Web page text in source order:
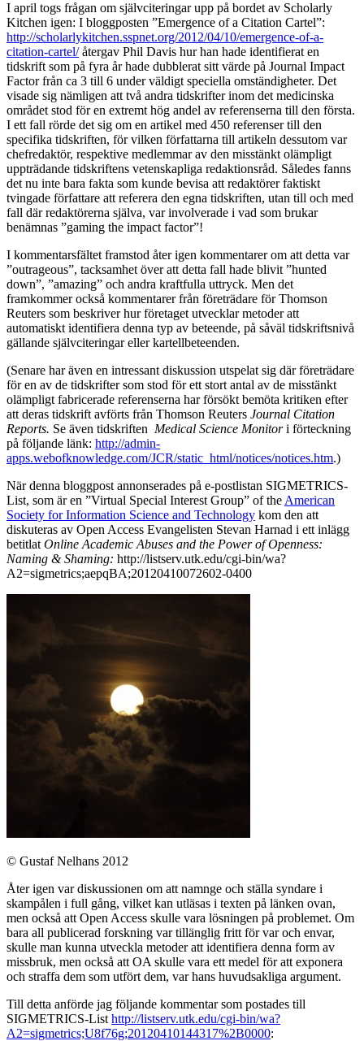
I april togs frågan om självciteringar upp på bordet av Scholarly
Kitchen igen: I bloggposten ”Emergence of a Citation Cartel”:
http://scholarlykitchen.sspnet.org/2012/04/10/emergence-of-a-
citation-cartel/återgav Phil Davis hur han hade identifierat en
tidskrift som på fyra år hade dubblerat sitt värde på Journal Impact
Factor från ca 3 till 6 under väldigt speciella omständigheter. Det
visade sig nämligen att två andra tidskrifter inom det medicinska
området stod för en extremt hög andel av referenserna till den första.
I ett fall rörde det sig om en artikel med 450 referenser till den
specifika tidskriften, för vilken författarna till artikeln dessutom var
chefredaktör, respektive medlemmar av den misstänkt olämpligt
uppträdande tidskriftens vetenskapliga redaktionsråd. Således fanns
det nu inte bara fakta som kunde bevisa att redaktörer faktiskt
tvingade författare att referera den egna tidskriften, utan till och med
fall där redaktörerna själva, var involverade i vad som brukar
benämnas ”gaming the impact factor”!
I kommentarsfältet framstod åter igen kommentarer om att detta var
”outrageous”, tacksamhet över att detta fall hade blivit ”hunted
down”, ”amazing” och andra kraftfulla uttryck. Men det
framkommer också kommentarer från företrädare för Thomson
Reuters som beskriver hur företaget utvecklar metoder att
automatiskt identifiera denna typ av beteende, på såväl tidskriftsnivå
gällande självciteringar eller kartellbeteenden.
(Senare har även en intressant diskussion utspelat sig där företrädare
för en av de tidskrifter som stod för ett stort antal av de misstänkt
olämpligt fabricerade referenserna har försökt bemöta kritiken efter
att deras tidskrift avförts från Thomson Reuters Journal Citation
Reports. Se även tidskriften Medical Science Monitori förteckning
på följande länk: http://admin-
apps.webofknowledge.com/JCR/static_html/notices/notices.htm.)
När denna bloggpost annonserades på e-postlistan SIGMETRICS-
List, som är en ”Virtual Special Interest Group” of the American
Society for Information Science and Technology kom den att
diskuteras av Open Access Evangelisten Stevan Harnad i ett inlägg
betitlat Online Academic Abuses and the Power of Openness:
Naming & Shaming: http://listserv.utk.edu/cgi-bin/wa?
A2=sigmetrics;aepqBA;20120410072602-0400
© Gustaf Nelhans 2012
Åter igen var diskussionen om att namnge och ställa syndare i
skampålen i full gång, vilket kan utläsas i texten på länken ovan,
men också att Open Access skulle vara lösningen på problemet. Om
bara all publicerad forskning var tillänglig fritt för var och envar,
skulle man kunna utveckla metoder att identifiera denna form av
missbruk, men också att OA skulle vara ett medel för att exponera
och straffa dem som utfört dem, var hans huvudsakliga argument.
Till detta anförde jag följande kommentar som postades till
SIGMETRICS-List http://listserv.utk.edu/cgi-bin/wa?
A2=sigmetrics;U8f76g;20120410144317%2B0000: